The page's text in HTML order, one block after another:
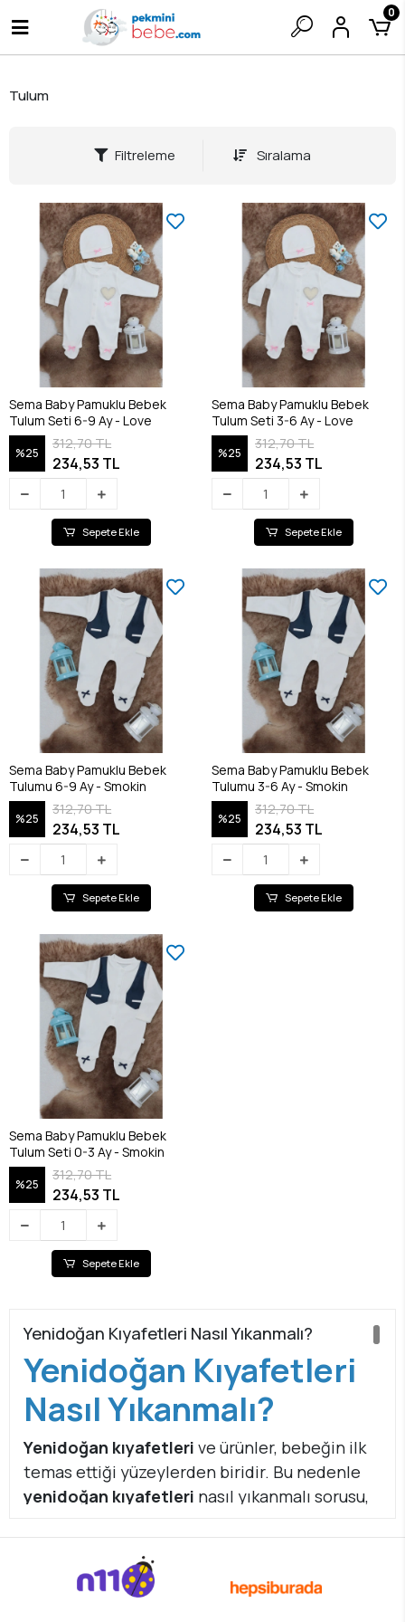
0
Tulum
Filtreleme Sıralama
Sema Baby Pamuklu Bebek
Tulum Seti 6-9 Ay - Love
%25
312,70 TL
234,53 TL
Sepete Ekle
Sema Baby Pamuklu Bebek
Tulum Seti 3-6 Ay - Love
%25
312,70 TL
234,53 TL
Sepete Ekle
Sema Baby Pamuklu Bebek
Tulumu 6-9 Ay - Smokin
%25
312,70 TL
234,53 TL
Sepete Ekle
Sema Baby Pamuklu Bebek
Tulumu 3-6 Ay - Smokin
%25
312,70 TL
234,53 TL
Sepete Ekle
Sema Baby Pamuklu Bebek
Tulum Seti 0-3 Ay - Smokin
%25
312,70 TL
234,53 TL
Sepete Ekle
Yenidoğan Kıyafetleri Nasıl Yıkanmalı?
Yenidoğan Kıyafetleri
Nasıl Yıkanmalı?
Yenidoğan kıyafetleri ve ürünler, bebeğin ilk
temas ettiği yüzeylerden biridir. Bu nedenle
yenidoğan kıyafetleri nasıl yıkanmalı sorusu,
konforla dadoğrudan ilgilidir. Bebek cildi
yetişkinlere göre çok daha ince, geçirgen ve
hassastır;yanlış yıkama alışkanlıkları ciltte